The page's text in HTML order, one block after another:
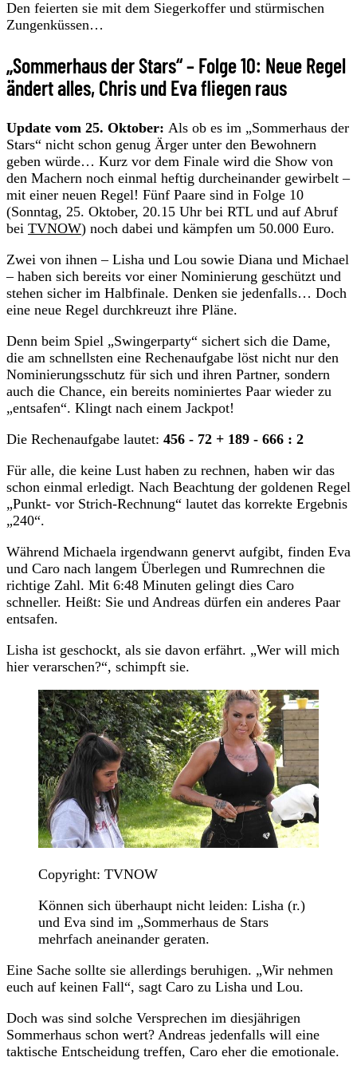
Den feierten sie mit dem Siegerkoffer und stürmischen
Zungenküssen…
„Sommerhaus der Stars“ – Folge 10: Neue Regel
ändert alles, Chris und Eva fliegen raus
Update vom 25. Oktober: Als ob es im „Sommerhaus der
Stars“ nicht schon genug Ärger unter den Bewohnern
geben würde… Kurz vor dem Finale wird die Show von
den Machern noch einmal heftig durcheinander gewirbelt –
mit einer neuen Regel! Fünf Paare sind in Folge 10
(Sonntag, 25. Oktober, 20.15 Uhr bei RTL und auf Abruf
bei TVNOW) noch dabei und kämpfen um 50.000 Euro.
Zwei von ihnen – Lisha und Lou sowie Diana und Michael
– haben sich bereits vor einer Nominierung geschützt und
stehen sicher im Halbfinale. Denken sie jedenfalls… Doch
eine neue Regel durchkreuzt ihre Pläne.
Denn beim Spiel „Swingerparty“ sichert sich die Dame,
die am schnellsten eine Rechenaufgabe löst nicht nur den
Nominierungsschutz für sich und ihren Partner, sondern
auch die Chance, ein bereits nominiertes Paar wieder zu
„entsafen“. Klingt nach einem Jackpot!
Die Rechenaufgabe lautet: 456 - 72 + 189 - 666 : 2
Für alle, die keine Lust haben zu rechnen, haben wir das
schon einmal erledigt. Nach Beachtung der goldenen Regel
„Punkt- vor Strich-Rechnung“ lautet das korrekte Ergebnis
„240“.
Während Michaela irgendwann genervt aufgibt, finden Eva
und Caro nach langem Überlegen und Rumrechnen die
richtige Zahl. Mit 6:48 Minuten gelingt dies Caro
schneller. Heißt: Sie und Andreas dürfen ein anderes Paar
entsafen.
Lisha ist geschockt, als sie davon erfährt. „Wer will mich
hier verarschen?“, schimpft sie.
Copyright: TVNOW
Können sich überhaupt nicht leiden: Lisha (r.)
und Eva sind im „Sommerhaus de Stars
mehrfach aneinander geraten.
Eine Sache sollte sie allerdings beruhigen. „Wir nehmen
euch auf keinen Fall“, sagt Caro zu Lisha und Lou.
Doch was sind solche Versprechen im diesjährigen
Sommerhaus schon wert? Andreas jedenfalls will eine
taktische Entscheidung treffen, Caro eher die emotionale.